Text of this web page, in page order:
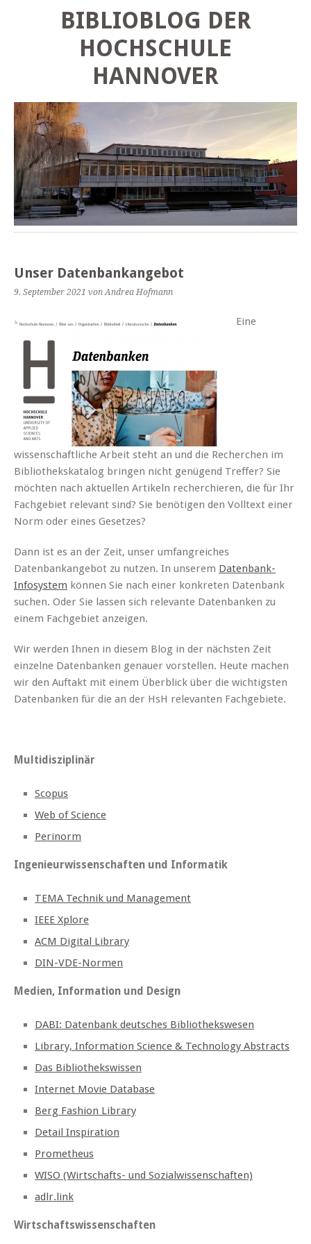
BIBLIOBLOG DER
HOCHSCHULE
HANNOVER
Unser Datenbankangebot
9. September 2021 von Andrea Hofmann
Eine
wissenschaftliche Arbeit steht an und die Recherchen im
Bibliothekskatalog bringen nicht genügend Treffer? Sie
möchten nach aktuellen Artikeln recherchieren, die für Ihr
Fachgebiet relevant sind? Sie benötigen den Volltext einer
Norm oder eines Gesetzes?
Dann ist es an der Zeit, unser umfangreiches
Datenbankangebot zu nutzen. In unserem Datenbank-
Infosystem können Sie nach einer konkreten Datenbank
suchen. Oder Sie lassen sich relevante Datenbanken zu
einem Fachgebiet anzeigen.
Wir werden Ihnen in diesem Blog in der nächsten Zeit
einzelne Datenbanken genauer vorstellen. Heute machen
wir den Auftakt mit einem Überblick über die wichtigsten
Datenbanken für die an der HsH relevanten Fachgebiete.
Multidisziplinär
Scopus
Web of Science
Perinorm
Ingenieurwissenschaften und Informatik
TEMA Technik und Management
IEEE Xplore
ACM Digital Library
DIN-VDE-Normen
Medien, Information und Design
DABI: Datenbank deutsches Bibliothekswesen
Library, Information Science & Technology Abstracts
Das Bibliothekswissen
Internet Movie Database
Berg Fashion Library
Detail Inspiration
Prometheus
WISO (Wirtschafts- und Sozialwissenschaften)
adlr.link
Wirtschaftswissenschaften